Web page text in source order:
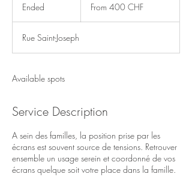
Ended
e
d
francsFrom 400 CHF
Rue Saint-Joseph
Available spots
Service Description
A sein des familles, la position prise par les
écrans est souvent source de tensions. Retrouver
ensemble un usage serein et coordonné de vos
écrans quelque soit votre place dans la famille.